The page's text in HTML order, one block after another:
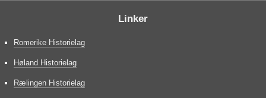
Linker
Romerike Historielag
Høland Historielag
Rælingen Historielag